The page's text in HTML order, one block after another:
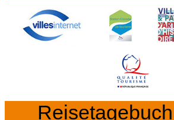
Reisetagebuch